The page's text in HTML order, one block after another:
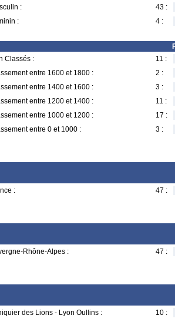
:
43 :
:
4 :
Classés :
11 :
entre 1600 et 1800 :
2 :
entre 1400 et 1600 :
3 :
entre 1200 et 1400 :
11 :
entre 1000 et 1200 :
17 :
entre 0 et 1000 :
3 :
: 47 :
Rhône-Alpes : 47 :
des Lions - Lyon Oullins :
10 :